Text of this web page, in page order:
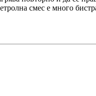
смес е много